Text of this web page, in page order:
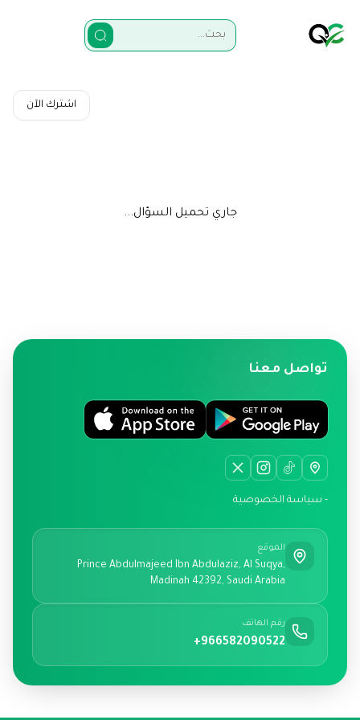
اشترك الآن
جاري تحميل السؤال...
تواصل معنا
- سياسة الخصوصية
الموقع
Prince Abdulmajeed Ibn Abdulaziz, Al Suqya,
Madinah 42392, Saudi Arabia
رقم الهاتف
+966582090522